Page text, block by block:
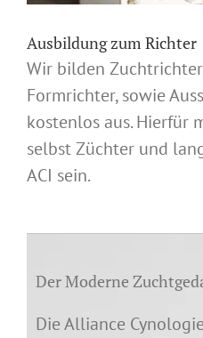
Ausbildung zum Richter
Wir bilden
Formrichter, sowie
kostenlos aus. Hierfür
selbst Züchter und
ACI sein.
Der Moderne
Die Alliance